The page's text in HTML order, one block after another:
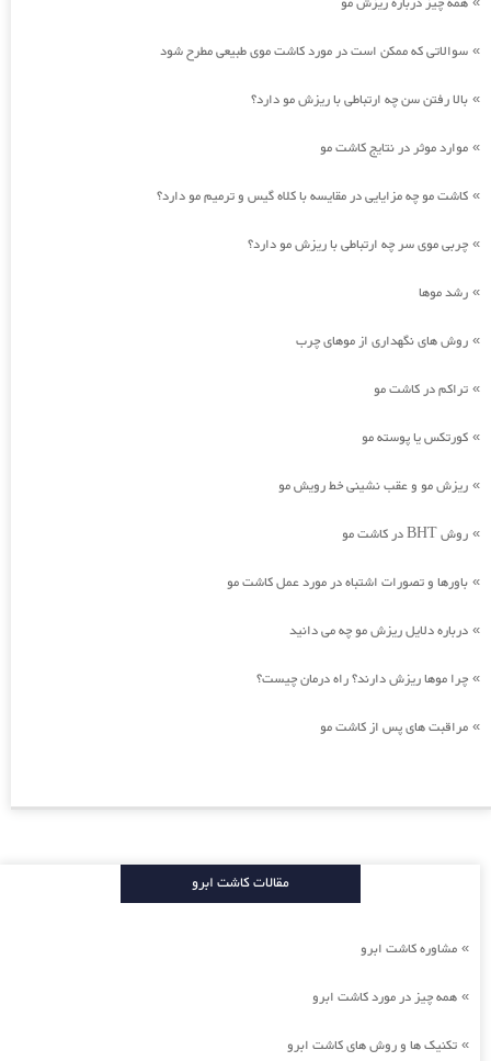
» سوالاتی که ممکن است در مورد کاشت موی طبیعی مطرح شود
» بالا رفتن سن چه ارتباطی با ریزش مو دارد؟
» موارد موثر در نتایج کاشت مو
» کاشت مو چه مزایایی در مقایسه با کلاه گیس و ترمیم مو دارد؟
» چربی موی سر چه ارتباطی با ریزش مو دارد؟
» رشد موها
» روش های نگهداری از موهای چرب
» تراکم در کاشت مو
» کورتکس یا پوسته مو
» ریزش مو و عقب نشینی خط رویش مو
» روش BHT در کاشت مو
» باورها و تصورات اشتباه در مورد عمل کاشت مو
» درباره دلایل ریزش مو چه می دانید
» چرا موها ریزش دارند؟ راه درمان چیست؟
» مراقبت های پس از کاشت مو
مقالات کاشت ابرو
» مشاوره کاشت ابرو
» همه چیز در مورد کاشت ابرو
» تکنیک ها و روش های کاشت ابرو